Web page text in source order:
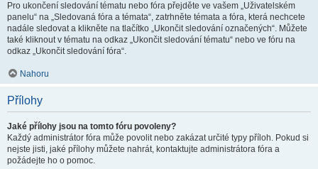
Pro ukončení sledování tématu nebo fóra přejděte ve vašem „Uživatelském
panelu“ na „Sledovaná fóra a témata“, zatrhněte témata a fóra, která nechcete
nadále sledovat a klikněte na tlačítko „Ukončit sledování označených“. Můžete
také kliknout v tématu na odkaz „Ukončit sledování tématu“ nebo ve fóru na
odkaz „Ukončit sledování fóra“.
Nahoru
Přílohy
Jaké přílohy jsou na tomto fóru povoleny?
Každý administrátor fóra může povolit nebo zakázat určité typy příloh. Pokud si
nejste jisti, jaké přílohy můžete nahrát, kontaktujte administrátora fóra a
požádejte ho o pomoc.